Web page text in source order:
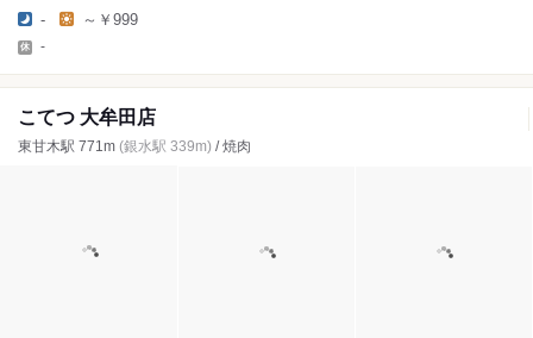
- ～￥999
-
こてつ 大牟田店
東甘木駅 771m (銀水駅 339m) / 焼肉